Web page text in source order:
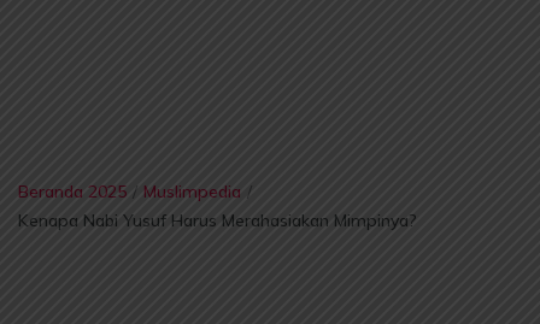
Beranda 2025 / Muslimpedia /
Kenapa Nabi Yusuf Harus Merahasiakan Mimpinya?